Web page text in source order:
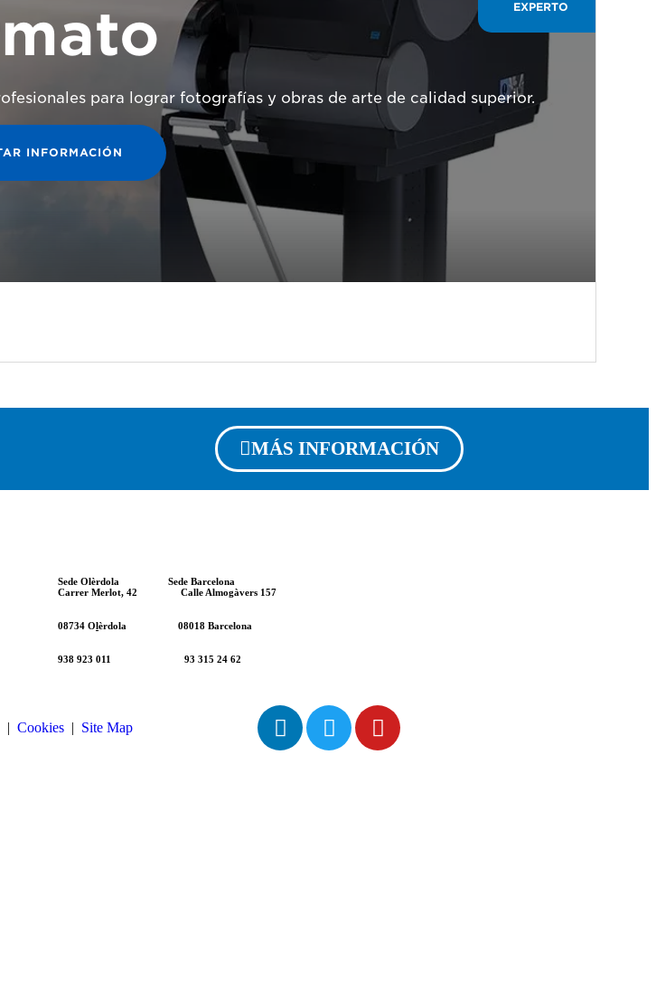
MÁS INFORMACIÓN
Sede Olèrdola Sede Barcelona
Carrer Merlot, 42 Calle Almogàvers 157
08734 Olèrdola 08018 Barcelona
938 923 011 93 315 24 62
| Cookies| Site Map